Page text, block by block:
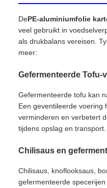
DePE-aluminiumfolie
veel gebruikt in
als drukbalans vereisen.
meer:
Gefermenteerde Tofu-
Gefermenteerde tofu kan
Een geventileerde voering
verminderen en verbetert
tijdens opslag en transport.
Chilisaus en
Chilisaus, knoflooksaus,
gefermenteerde